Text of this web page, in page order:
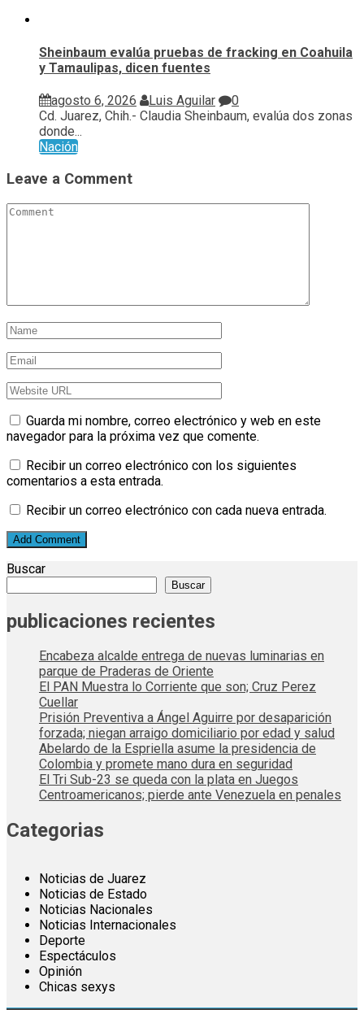
Sheinbaum evalúa pruebas de fracking en Coahuila
y Tamaulipas, dicen fuentes
agosto 6, 2026 Luis Aguilar
0
Cd. Juarez, Chih.- Claudia Sheinbaum, evalúa ⁠dos zonas
donde...
Nación
Leave a Comment
Guarda mi nombre, correo electrónico y web en este
navegador para la próxima vez que comente.
Recibir un correo electrónico con los siguientes
comentarios a esta entrada.
Recibir un correo electrónico con cada nueva entrada.
Buscar
Buscar
publicaciones recientes
Encabeza alcalde entrega de nuevas luminarias en
parque de Praderas de Oriente
El PAN Muestra lo Corriente que son; Cruz Perez
Cuellar
Prisión Preventiva a Ángel Aguirre por desaparición
forzada; niegan arraigo domiciliario por edad y salud
Abelardo de la Espriella asume la presidencia de
Colombia y promete mano dura en seguridad
El Tri Sub-23 se queda con la plata en Juegos
Centroamericanos; pierde ante Venezuela en penales
Categorias
Noticias de Juarez
Noticias de Estado
Noticias Nacionales
Noticias Internacionales
Deporte
Espectáculos
Opinión
Chicas sexys